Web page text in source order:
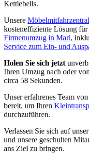
Kettlebells.
Unsere
kosteneffiziente Lösung für
Firmenumzug in Marl,
Service zum Ein- und
Holen Sie sich jetzt
Ihren Umzug nach oder
circa 58 Sekunden.
Unser erfahrenes Team
bereit, um Ihren
durchzuführen.
Verlassen Sie sich auf unser
und unsere geschulten
ans Ziel zu bringen.